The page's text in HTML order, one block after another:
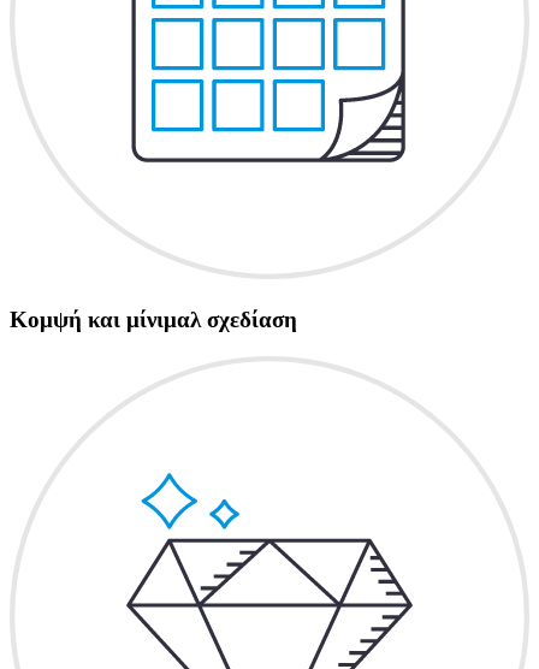
Κομψή και μίνιμαλ σχεδίαση